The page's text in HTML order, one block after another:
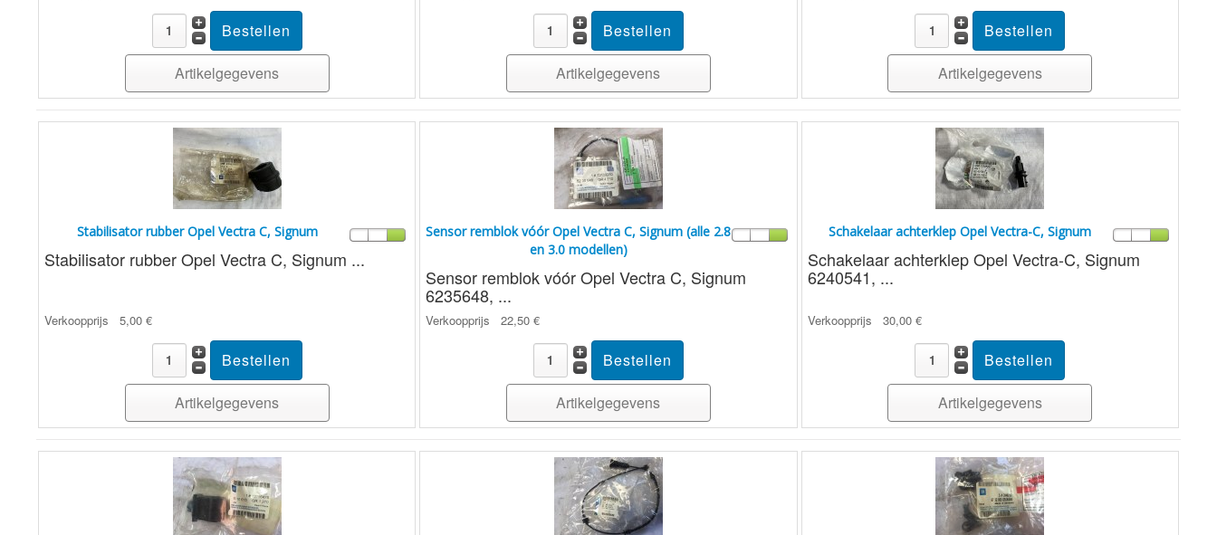
Artikelgegevens Artikelgegevens Artikelgegevens
Stabilisator rubber Opel Vectra C, Signum
Stabilisator rubber Opel Vectra C, Signum ...
Verkoopprijs 5,00 €
Artikelgegevens
Sensor remblok vóór Opel Vectra C, Signum (alle 2.8
en 3.0 modellen)
Sensor remblok vóór Opel Vectra C, Signum
6235648, ...
Verkoopprijs 22,50 €
Artikelgegevens
Schakelaar achterklep Opel Vectra-C, Signum
Schakelaar achterklep Opel Vectra-C, Signum
6240541, ...
Verkoopprijs 30,00 €
Artikelgegevens